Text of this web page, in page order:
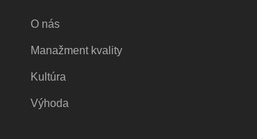
O nás
Manažment kvality
Kultúra
Výhoda